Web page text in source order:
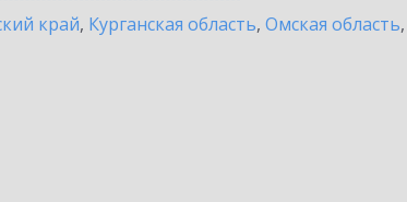
край, Курганская область, Омская область,